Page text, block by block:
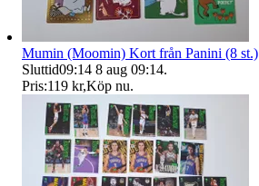
Mumin (Moomin) Kort från Panini (8 st.)
Sluttid09:14 8 aug 09:14.
Pris:119 kr,Köp nu.